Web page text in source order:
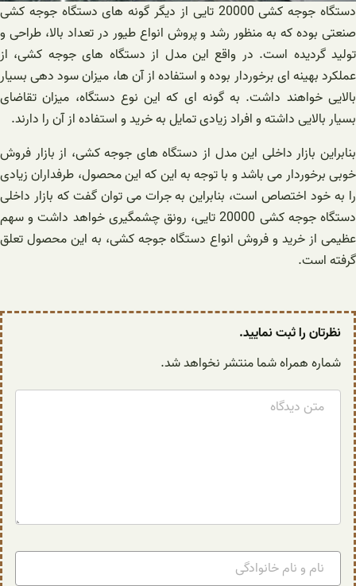
دستگاه جوجه کشی 20000 تایی از دیگر گونه های دستگاه جوجه کشی
صنعتی بوده که به منظور رشد و پروش انواع طیور در تعداد بالا، طراحی و
تولید گردیده است. در واقع این مدل از دستگاه های جوجه کشی، از
عملکرد بهینه ای برخوردار بوده و استفاده از آن ها، میزان سود دهی بسیار
بالایی خواهند داشت. به گونه ای که این نوع دستگاه، میزان تقاضای
بسیار بالایی داشته و افراد زیادی تمایل به خرید و استفاده از آن را دارند.
بنابراین بازار داخلی این مدل از دستگاه های جوجه کشی، از بازار فروش
خوبی برخوردار می باشد و با توجه به این که این محصول، طرفداران زیادی
را به خود اختصاص است، بنابراین به جرات می توان گفت که بازار داخلی
دستگاه جوجه کشی 20000 تایی، رونق چشمگیری خواهد داشت و سهم
عظیمی از خرید و فروش انواع دستگاه جوجه کشی، به این محصول تعلق
گرفته است.
نظرتان را ثبت نمایید.
شماره همراه شما منتشر نخواهد شد.